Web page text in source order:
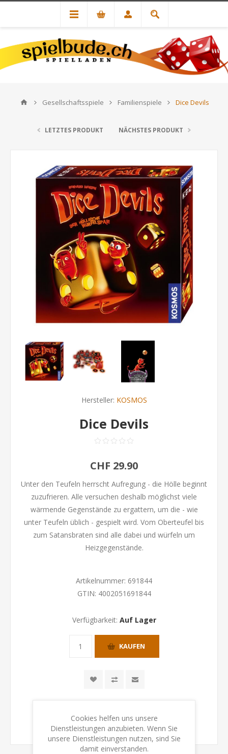
Gesellschaftsspiele Familienspiele Dice Devils
LETZTES PRODUKT NÄCHSTES PRODUKT
Hersteller: KOSMOS
Dice Devils
CHF 29.90
Unter den Teufeln herrscht Aufregung - die Hölle beginnt
zuzufrieren. Alle versuchen deshalb möglichst viele
wärmende Gegenstände zu ergattern, um die - wie
unter Teufeln üblich - gespielt wird. Vom Oberteufel bis
zum Satansbraten sind alle dabei und würfeln um
Heizgegenstände.
Artikelnummer: 691844
GTIN: 4002051691844
Verfügbarkeit: Auf Lager
KAUFEN
Cookies helfen uns unsere
Dienstleistungen anzubieten. Wenn Sie
unsere Dienstleistungen nutzen, sind Sie
damit einverstanden.